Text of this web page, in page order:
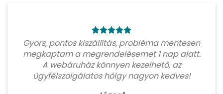
Gyors, pontos kiszállítás, probléma mentesen
megkaptam a megrendelésemet 1 nap alatt.
A webáruház könnyen kezelhető, az
ügyfélszolgálatos hölgy nagyon kedves!